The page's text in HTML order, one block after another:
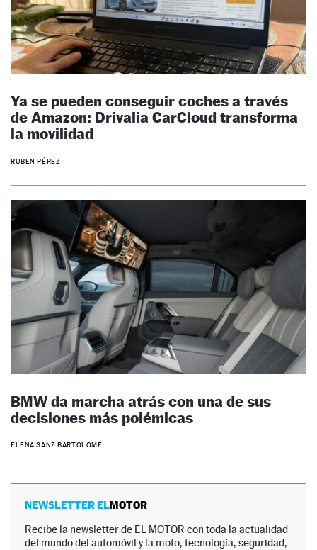
Ya se pueden conseguir coches a través
de Amazon: Drivalia CarCloud transforma
la movilidad
RUBÉN PÉREZ
BMW da marcha atrás con una de sus
decisiones más polémicas
ELENA SANZ BARTOLOMÉ
NEWSLETTER ELMOTOR
Recibe la newsletter de EL MOTOR con toda la actualidad
del mundo del automóvil y la moto, tecnología, seguridad,